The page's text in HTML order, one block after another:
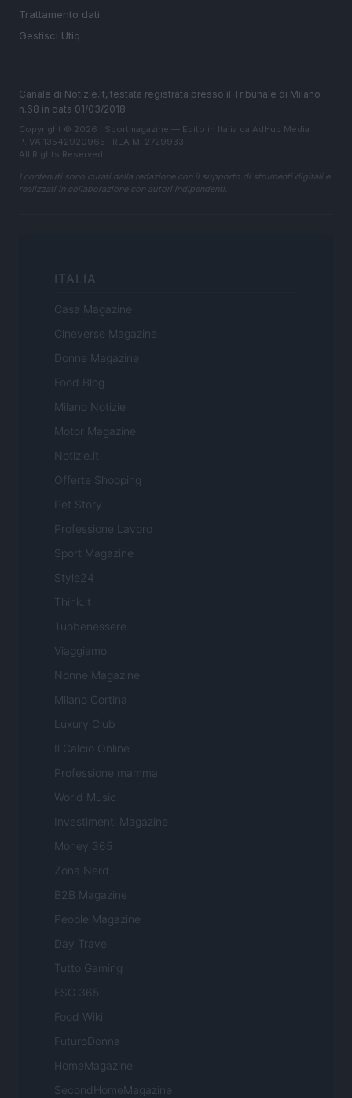
Trattamento dati
Gestisci Utiq
Canale di Notizie.it, testata registrata presso il Tribunale di Milano
n.68 in data 01/03/2018
Copyright © 2026 · Sportmagazine — Edito in Italia da AdHub Media
P.IVA 13542920965 · REA MI 2729933
All Rights Reserved
I contenuti sono curati dalla redazione con il supporto di strumenti digitali e
realizzati in collaborazione con autori indipendenti.
ITALIA
Casa Magazine
Cineverse Magazine
Donne Magazine
Food Blog
Milano Notizie
Motor Magazine
Notizie.it
Offerte Shopping
Pet Story
Professione Lavoro
Sport Magazine
Style24
Think.it
Tuobenessere
Viaggiamo
Nonne Magazine
Milano Cortina
Luxury Club
Il Calcio Online
Professione mamma
World Music
Investimenti Magazine
Money 365
Zona Nerd
B2B Magazine
People Magazine
Day Travel
Tutto Gaming
ESG 365
Food Wiki
FuturoDonna
HomeMagazine
SecondHomeMagazine